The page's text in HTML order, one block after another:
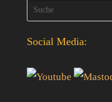
Social Media: